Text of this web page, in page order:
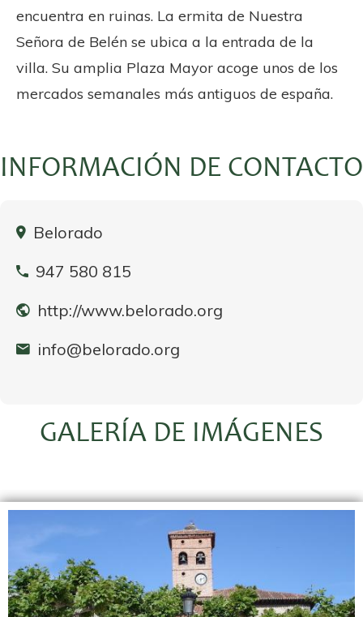
INFORMACIÓN DE CONTACTO
Belorado
947 580 815
http://www.belorado.org
info@belorado.org
GALERÍA DE IMÁGENES
encuentra en ruinas. La ermita de Nuestra
Señora de Belén se ubica a la entrada de la
villa. Su amplia Plaza Mayor acoge unos de los
mercados semanales más antiguos de españa.